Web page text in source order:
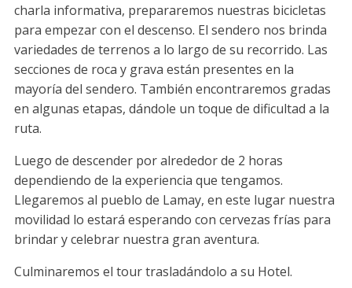
charla informativa, prepararemos nuestras bicicletas
para empezar con el descenso. El sendero nos brinda
variedades de terrenos a lo largo de su recorrido. Las
secciones de roca y grava están presentes en la
mayoría del sendero. También encontraremos gradas
en algunas etapas, dándole un toque de dificultad a la
ruta.
Luego de descender por alrededor de 2 horas
dependiendo de la experiencia que tengamos.
Llegaremos al pueblo de Lamay, en este lugar nuestra
movilidad lo estará esperando con cervezas frías para
brindar y celebrar nuestra gran aventura.
Culminaremos el tour trasladándolo a su Hotel.